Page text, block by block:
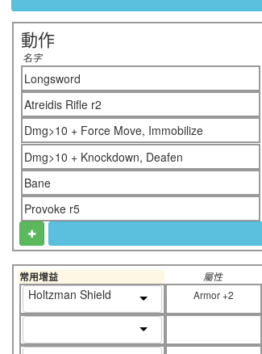
動作
名字
Longsword
Atreidis Rifle r2
Dmg>10 + Force Move, Immobilize
Dmg>10 + Knockdown, Deafen
Bane
Provoke r5
常用增益 屬性
Holtzman Shield Armor +2